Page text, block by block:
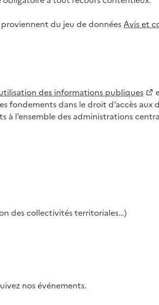
du jeu de donnéesAvis et
des informations publiques
fondements dans le droit d’accès aux
l’ensemble des administrations
des collectivités territoriales…)
nos événements.